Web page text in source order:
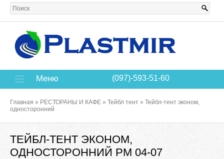
Меню (097)-593-51-60
Главная » РЕСТОРАНЫ И КАФЕ » Тейбл тент » Тейбл-тент эконом,
односторонний
ТЕЙБЛ-ТЕНТ ЭКОНОМ,
ОДНОСТОРОННИЙ РМ 04-07